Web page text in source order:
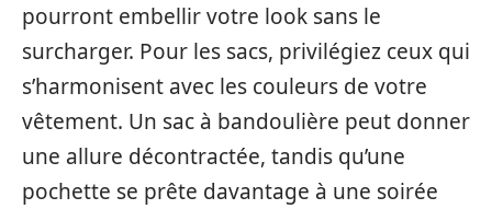
pourront embellir votre look sans le
surcharger. Pour les sacs, privilégiez ceux qui
s’harmonisent avec les couleurs de votre
vêtement. Un sac à bandoulière peut donner
une allure décontractée, tandis qu’une
pochette se prête davantage à une soirée